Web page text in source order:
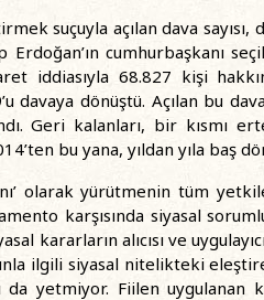
suçuyla açılan dava
cumhurbaşkanı
iddiasıyla 68.827 kişi
davaya dönüştü. Açılan bu
Geri kalanları, bir kısmı
bu yana, yıldan yıla baş
olarak yürütmenin tüm
karşısında siyasal
kararların alıcısı ve
ilgili siyasal nitelikteki
da yetmiyor. Fiilen uygulanan